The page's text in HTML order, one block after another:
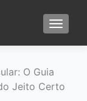
O Guia
Jeito Certo